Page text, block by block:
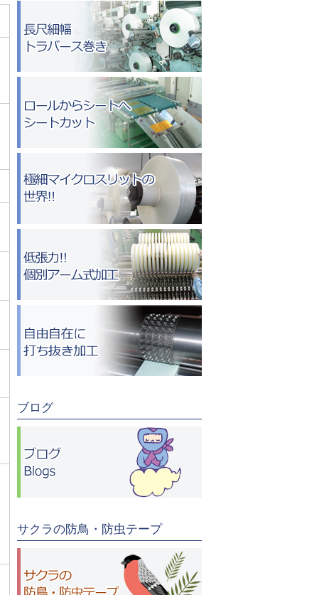
ブログ
サクラの防鳥・防虫テープ